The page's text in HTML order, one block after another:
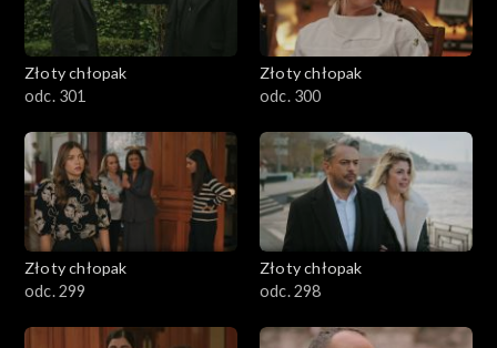
Złoty chłopak
odc. 301
Złoty chłopak
odc. 300
Złoty chłopak
odc. 299
Złoty chłopak
odc. 298